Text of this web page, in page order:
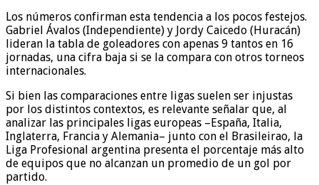
Los números confirman esta tendencia a los pocos festejos.
Gabriel Ávalos (Independiente) y Jordy Caicedo (Huracán)
lideran la tabla de goleadores con apenas 9 tantos en 16
jornadas, una cifra baja si se la compara con otros torneos
internacionales.
Si bien las comparaciones entre ligas suelen ser injustas
por los distintos contextos, es relevante señalar que, al
analizar las principales ligas europeas –España, Italia,
Inglaterra, Francia y Alemania– junto con el Brasileirao, la
Liga Profesional argentina presenta el porcentaje más alto
de equipos que no alcanzan un promedio de un gol por
partido.